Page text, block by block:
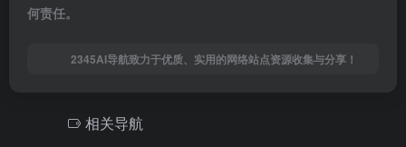
何责任。
2345AI导航致力于优质、实用的网络站点资源收集与分享！
相关导航